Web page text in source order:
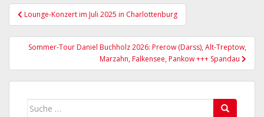
Beitragsnavigation
Lounge-Konzert im Juli 2025 in Charlottenburg
Sommer-Tour Daniel Buchholz 2026: Prerow (Darss), Alt-Treptow,
Marzahn, Falkensee, Pankow +++ Spandau
Suche